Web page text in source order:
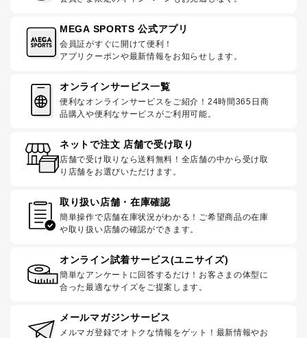
MEGA SPORTS 公式アプリ
会員証がすぐに開けて便利！
アプリクーポンや最新情報をお知らせします。
オンラインサービス一覧
便利なオンラインサービスをご紹介！24時間365日商
品購入や便利なサービスがご利用可能。
ネットで注文 店舗で受け取り
店舗で受け取りなら送料無料！全店舗の中から受け取
り店舗をお選びいただけます。
取り扱い店舗・在庫確認
簡単操作で店舗在庫状況がわかる！ご希望商品の在庫
や取り扱い店舗の確認ができます。
オンライン試着サービス(ユニサイズ)
簡単なアンケートに回答するだけ！お客さまの体型に
合った最適なサイズをご提案します。
メールマガジンサービス
メルマガ登録でオトクな情報をゲット！最新情報やお